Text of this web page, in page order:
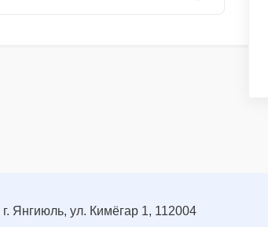
г. Янгиюль, ул. Кимёгар 1, 112004